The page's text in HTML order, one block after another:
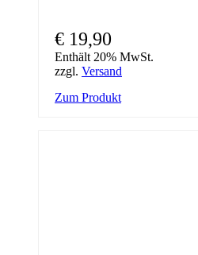
€ 19,90
Enthält 20% MwSt.
zzgl. Versand
Zum Produkt